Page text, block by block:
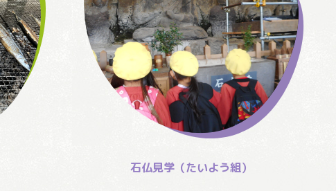
石仏見学（たいよう組）